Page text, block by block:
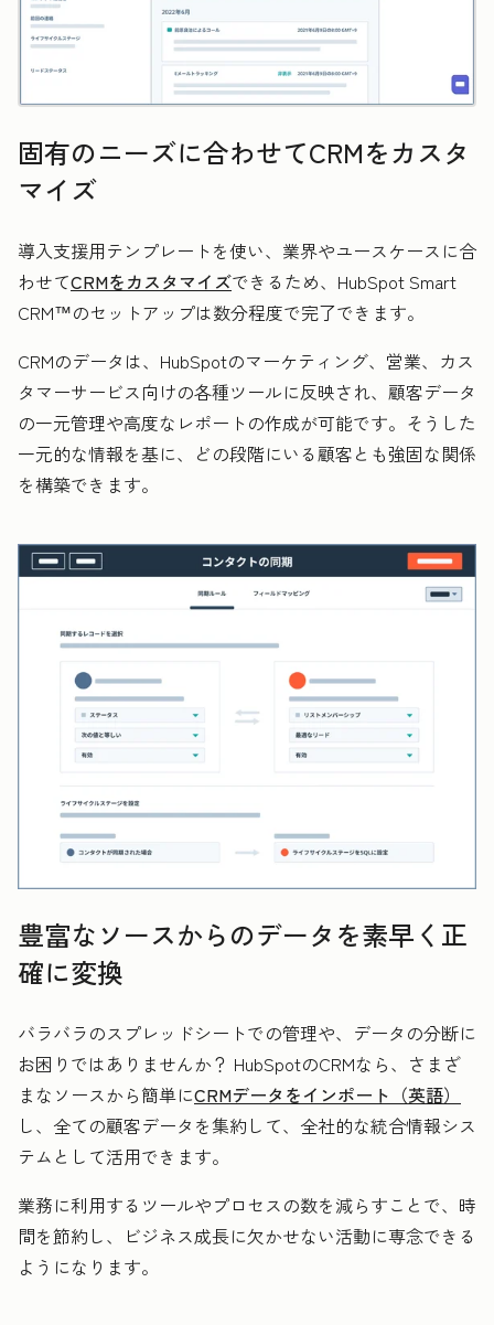
固有のニーズに合わせてCRMをカスタ
マイズ
導入支援用テンプレートを使い、業界やユースケースに合
わせてCRMをカスタマイズできるため、HubSpot Smart
CRM™のセットアップは数分程度で完了できます。
CRMのデータは、HubSpotのマーケティング、営業、カス
タマーサービス向けの各種ツールに反映され、顧客データ
の一元管理や高度なレポートの作成が可能です。そうした
一元的な情報を基に、どの段階にいる顧客とも強固な関係
を構築できます。
豊富なソースからのデータを素早く正
確に変換
バラバラのスプレッドシートでの管理や、データの分断に
お困りではありませんか？ HubSpotのCRMなら、さまざ
まなソースから簡単にCRMデータをインポート（英語）
し、全ての顧客データを集約して、全社的な統合情報シス
テムとして活用できます。
業務に利用するツールやプロセスの数を減らすことで、時
間を節約し、ビジネス成長に欠かせない活動に専念できる
ようになります。